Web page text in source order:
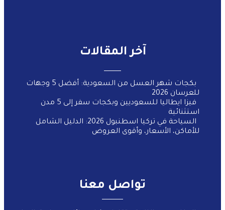
آخر المقالات
بكجات شهر العسل من السعودية: أفضل 5 وجهات
للعرسان 2026
فيزا ايطاليا للسعوديين وبكجات سفر إلى 5 مدن
استثنائية
السياحة في تركيا اسطنبول 2026: الدليل الشامل
للأماكن، الأسعار، وأقوى العروض
تواصل معنا